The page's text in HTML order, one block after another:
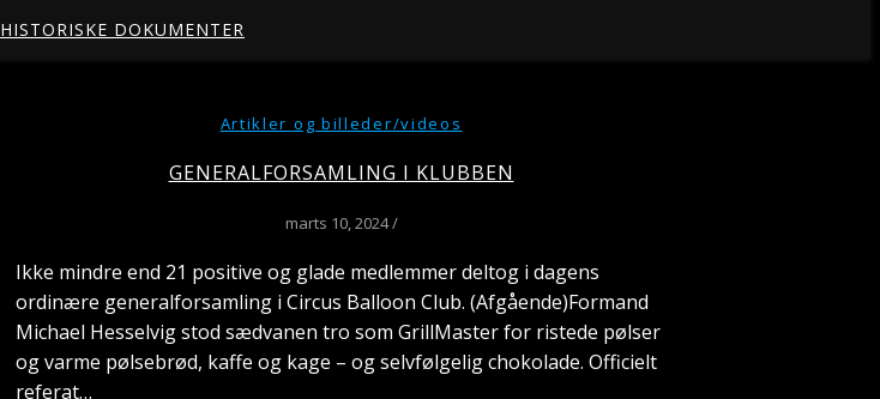
HISTORISKE DOKUMENTER
Artikler og billeder/videos
GENERALFORSAMLING I KLUBBEN
marts 10, 2024/
Ikke mindre end 21 positive og glade medlemmer deltog i dagens
ordinære generalforsamling i Circus Balloon Club. (Afgående)Formand
Michael Hesselvig stod sædvanen tro som GrillMaster for ristede pølser
og varme pølsebrød, kaffe og kage – og selvfølgelig chokolade. Officielt
referat…